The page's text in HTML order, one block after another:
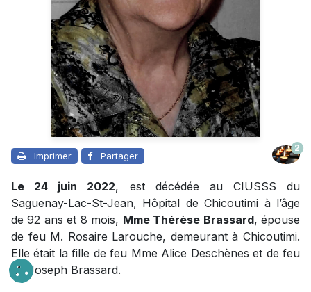
Imprimer Partager
2
Le 24 juin 2022, est décédée au CIUSSS du
Saguenay-Lac-St-Jean, Hôpital de Chicoutimi à l’âge
de 92 ans et 8 mois, Mme Thérèse Brassard, épouse
de feu M. Rosaire Larouche, demeurant à Chicoutimi.
Elle était la fille de feu Mme Alice Deschènes et de feu
M. Joseph Brassard.